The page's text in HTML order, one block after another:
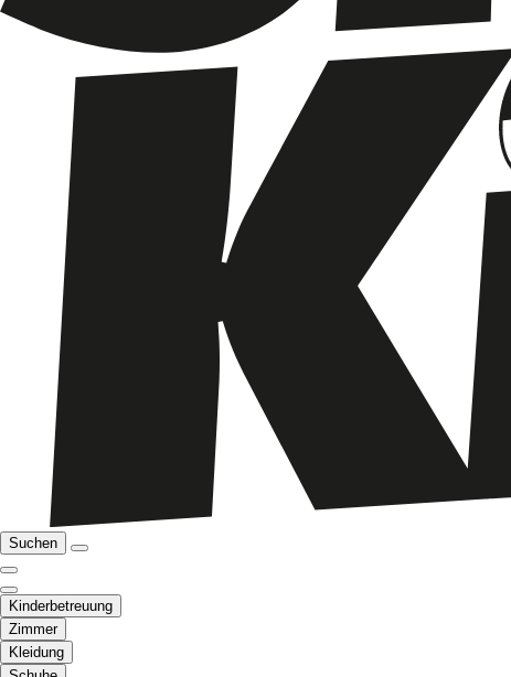
Suchen
Kinderbetreuung
Zimmer
Kleidung